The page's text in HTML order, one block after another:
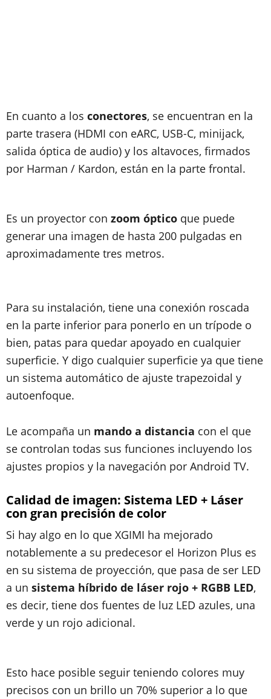
En cuanto a los conectores, se encuentran en la
parte trasera (HDMI con eARC, USB-C, minijack,
salida óptica de audio) y los altavoces, firmados
por Harman / Kardon, están en la parte frontal.
Es un proyector con zoom óptico que puede
generar una imagen de hasta 200 pulgadas en
aproximadamente tres metros.
Para su instalación, tiene una conexión roscada
en la parte inferior para ponerlo en un trípode o
bien, patas para quedar apoyado en cualquier
superficie. Y digo cualquier superficie ya que tiene
un sistema automático de ajuste trapezoidal y
autoenfoque.
Le acompaña un mando a distancia con el que
se controlan todas sus funciones incluyendo los
ajustes propios y la navegación por Android TV.
Calidad de imagen: Sistema LED + Láser
con gran precisión de color
Si hay algo en lo que XGIMI ha mejorado
notablemente a su predecesor el Horizon Plus es
en su sistema de proyección, que pasa de ser LED
a un sistema híbrido de láser rojo + RGBB LED,
es decir, tiene dos fuentes de luz LED azules, una
verde y un rojo adicional.
Esto hace posible seguir teniendo colores muy
precisos con un brillo un 70% superior a lo que